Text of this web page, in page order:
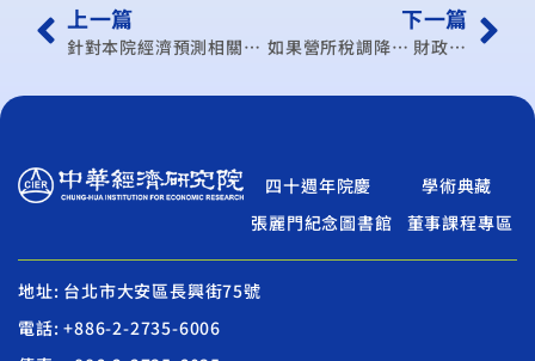
上一篇
針對本院經濟預測相關報導之緊急聲明
下一篇
如果營所稅調降… 財政赤字恐惡化
四十週年院慶
學術典藏
張麗門紀念圖書館
董事課程專區
地址: 台北市大安區長興街75號
電話: +886-2-2735-6006